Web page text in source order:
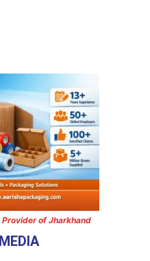
of Jharkhand